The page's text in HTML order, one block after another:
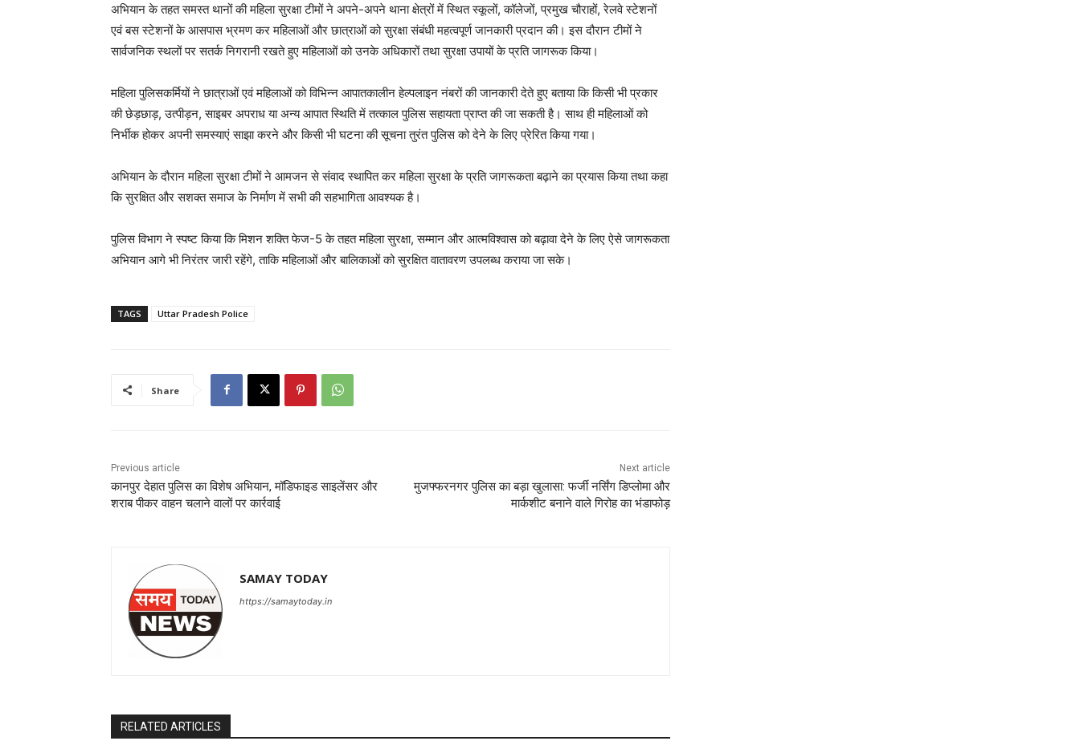
अभियान के तहत समस्त थानों की महिला सुरक्षा टीमों ने अपने-अपने थाना क्षेत्रों में स्थित स्कूलों, कॉलेजों, प्रमुख चौराहों, रेलवे स्टेशनों
एवं बस स्टेशनों के आसपास भ्रमण कर महिलाओं और छात्राओं को सुरक्षा संबंधी महत्वपूर्ण जानकारी प्रदान की। इस दौरान टीमों ने
सार्वजनिक स्थलों पर सतर्क निगरानी रखते हुए महिलाओं को उनके अधिकारों तथा सुरक्षा उपायों के प्रति जागरूक किया।
महिला पुलिसकर्मियों ने छात्राओं एवं महिलाओं को विभिन्न आपातकालीन हेल्पलाइन नंबरों की जानकारी देते हुए बताया कि किसी भी प्रकार
की छेड़छाड़, उत्पीड़न, साइबर अपराध या अन्य आपात स्थिति में तत्काल पुलिस सहायता प्राप्त की जा सकती है। साथ ही महिलाओं को
निर्भीक होकर अपनी समस्याएं साझा करने और किसी भी घटना की सूचना तुरंत पुलिस को देने के लिए प्रेरित किया गया।
अभियान के दौरान महिला सुरक्षा टीमों ने आमजन से संवाद स्थापित कर महिला सुरक्षा के प्रति जागरूकता बढ़ाने का प्रयास किया तथा कहा
कि सुरक्षित और सशक्त समाज के निर्माण में सभी की सहभागिता आवश्यक है।
पुलिस विभाग ने स्पष्ट किया कि मिशन शक्ति फेज-5 के तहत महिला सुरक्षा, सम्मान और आत्मविश्वास को बढ़ावा देने के लिए ऐसे जागरूकता
अभियान आगे भी निरंतर जारी रहेंगे, ताकि महिलाओं और बालिकाओं को सुरक्षित वातावरण उपलब्ध कराया जा सके।
TAGS Uttar Pradesh Police
Share
Previous article
कानपुर देहात पुलिस का विशेष अभियान, मॉडिफाइड साइलेंसर और
शराब पीकर वाहन चलाने वालों पर कार्रवाई
Next article
मुजफ्फरनगर पुलिस का बड़ा खुलासा: फर्जी नर्सिंग डिप्लोमा और
मार्कशीट बनाने वाले गिरोह का भंडाफोड़
SAMAY TODAY
https://samaytoday.in
RELATED ARTICLES